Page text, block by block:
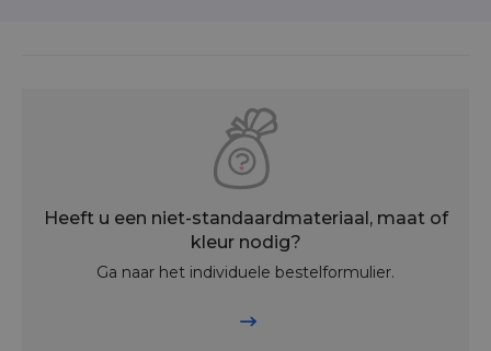
Heeft u een niet-standaardmateriaal, maat of
kleur nodig?
Ga naar het individuele bestelformulier.